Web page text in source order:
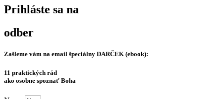
Prihláste sa na
odber
Zašleme vám na email špeciálny DARČEK (ebook):
11 praktických rád
ako osobne spoznať Boha